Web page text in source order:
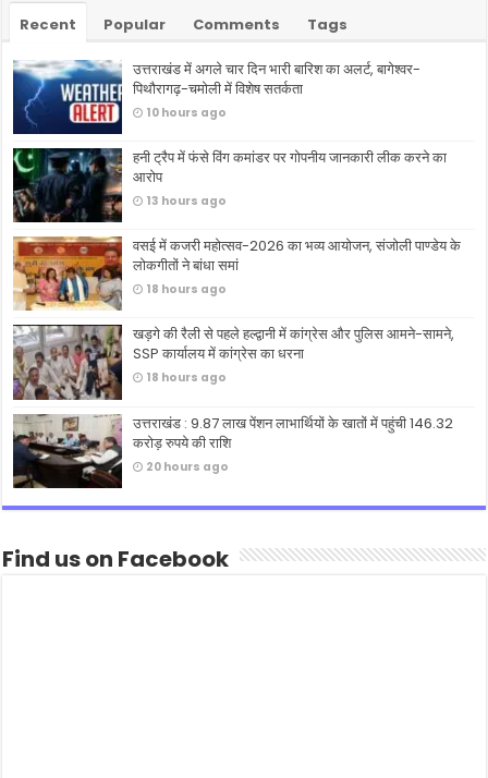
Recent Popular Comments Tags
उत्तराखंड में अगले चार दिन भारी बारिश का अलर्ट, बागेश्वर-
पिथौरागढ़-चमोली में विशेष सतर्कता
10 hours ago
हनी ट्रैप में फंसे विंग कमांडर पर गोपनीय जानकारी लीक करने का
आरोप
13 hours ago
वसई में कजरी महोत्सव-2026 का भव्य आयोजन, संजोली पाण्डेय के
लोकगीतों ने बांधा समां
18 hours ago
खड़गे की रैली से पहले हल्द्वानी में कांग्रेस और पुलिस आमने-सामने,
SSP कार्यालय में कांग्रेस का धरना
18 hours ago
उत्तराखंड : 9.87 लाख पेंशन लाभार्थियों के खातों में पहुंची 146.32
करोड़ रुपये की राशि
20 hours ago
Find us on Facebook